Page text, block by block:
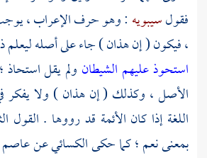
فقولسيبويه : وهو حرف الإعراب ،
، فيكون ( إن هذان ) جاء على أصله ليعلم
استحوذ عليهم الشيطان ولم يقل
الأصل ، وكذلك ( إن هذان ) ولا يفكر
اللغة إذا كان الأئمة قد رووها . القول
بمعنى نعم ؛ كما حكىالكسائيعنعاصم